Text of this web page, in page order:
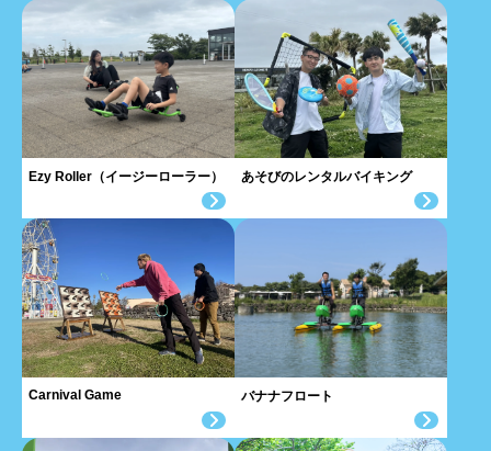
Ezy Roller（イージーローラー） あそびのレンタルバイキング
Carnival Game バナナフロート